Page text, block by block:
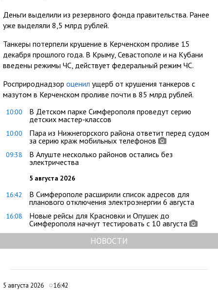
Деньги выделили из резервного фонда правительства. Ранее
уже выделяли 8,5 млрд рублей.
Танкеры потерпели крушение в Керченском проливе 15
декабря прошлого года. В Крыму, Севастополе и на Кубани
введены режимы ЧС, действует федеральный режим ЧС.
Росприроднадзор оценил ущерб от крушения танкеров с
мазутом в Керченском проливе почти в 85 млрд рублей.
10:00
В Детском парке Симферополя проведут серию
детских мастер-классов
10:00
Пара из Нижнегорского района ответит перед судом
за серию краж мобильных телефонов
09:38
В Алуште несколько районов остались без
электричества
5 августа 2026
16:42
В Симферополе расширили список адресов для
планового отключения электроэнергии 6 августа
16:08
Новые рейсы для Красновки и Опушек до
Симферополя начнут тестировать с 10 августа
НОВОСТИ
5 августа 2026 16:42